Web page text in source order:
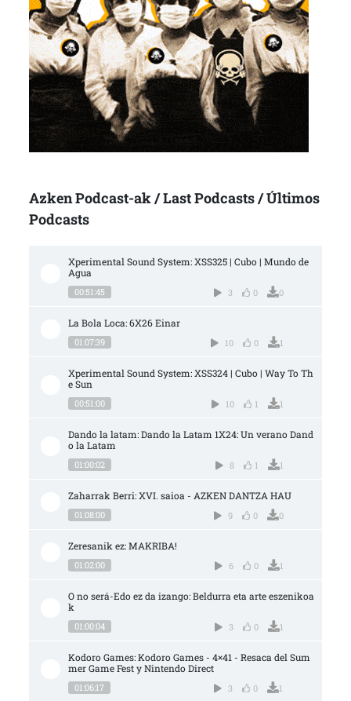
Azken Podcast-ak / Last Podcasts / Últimos
Podcasts
Xperimental Sound System: XSS325 | Cubo | Mundo de
Agua
00:51:45 3 0 0
La Bola Loca: 6X26 Einar
01:07:39 10 0 1
Xperimental Sound System: XSS324 | Cubo | Way To Th
e Sun
00:51:00 10 1 1
Dando la latam: Dando la Latam 1X24: Un verano Dand
o la Latam
01:00:02 8 1 1
Zaharrak Berri: XVI. saioa - AZKEN DANTZA HAU
01:08:00 9 0 0
Zeresanik ez: MAKRIBA!
01:02:00 6 0 1
O no será-Edo ez da izango: Beldurra eta arte eszenikoa
k
01:00:04 3 0 1
Kodoro Games: Kodoro Games - 4×41 - Resaca del Sum
mer Game Fest y Nintendo Direct
01:06:17 3 0 1